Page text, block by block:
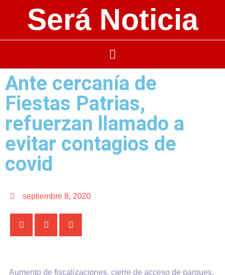
Será Noticia
Ante cercanía de
Fiestas Patrias,
refuerzan llamado a
evitar contagios de
covid
septiembre 8, 2020
Aumento de fiscalizaciones, cierre de acceso de parques,